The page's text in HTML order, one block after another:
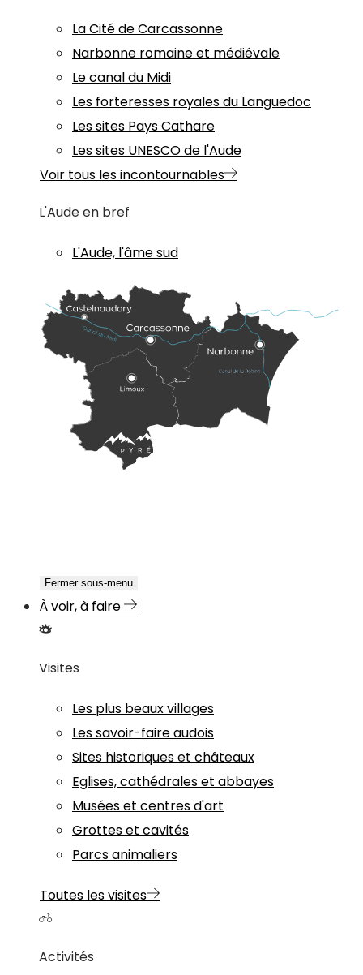
La Cité de Carcassonne
Narbonne romaine et médiévale
Le canal du Midi
Les forteresses royales du Languedoc
Les sites Pays Cathare
Les sites UNESCO de l'Aude
Voir tous les incontournables
L'Aude en bref
L'Aude, l'âme sud
Fermer sous-menu
À voir, à faire
Visites
Les plus beaux villages
Les savoir-faire audois
Sites historiques et châteaux
Eglises, cathédrales et abbayes
Musées et centres d'art
Grottes et cavités
Parcs animaliers
Toutes les visites
Activités